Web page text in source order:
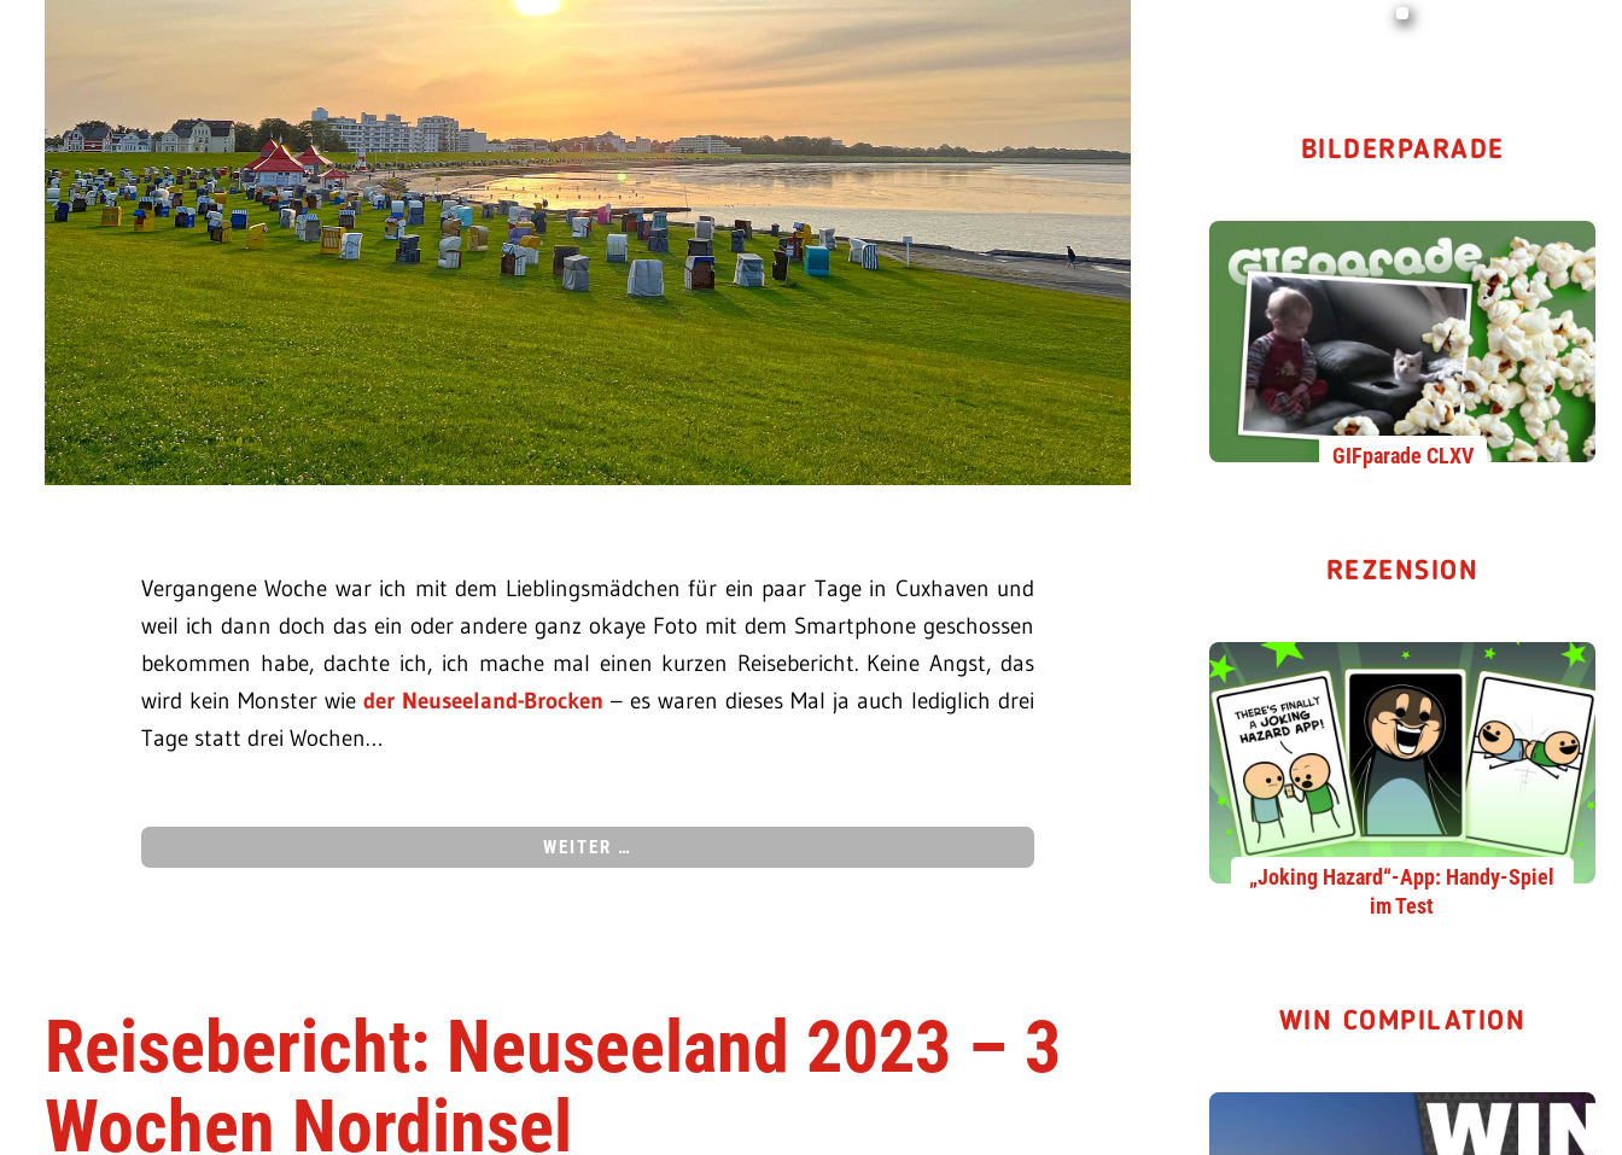
Vergangene Woche war ich mit dem Lieblingsmädchen für ein paar Tage in Cuxhaven und
weil ich dann doch das ein oder andere ganz okaye Foto mit dem Smartphone geschossen
bekommen habe, dachte ich, ich mache mal einen kurzen Reisebericht. Keine Angst, das
wird kein Monster wie der Neuseeland-Brocken – es waren dieses Mal ja auch lediglich drei
Tage statt drei Wochen…
WEITER …
Reisebericht: Neuseeland 2023 – 3
Wochen Nordinsel
BILDERPARADE
GIFparade CLXV
REZENSION
„Joking Hazard“-App: Handy-Spiel
im Test
WIN COMPILATION